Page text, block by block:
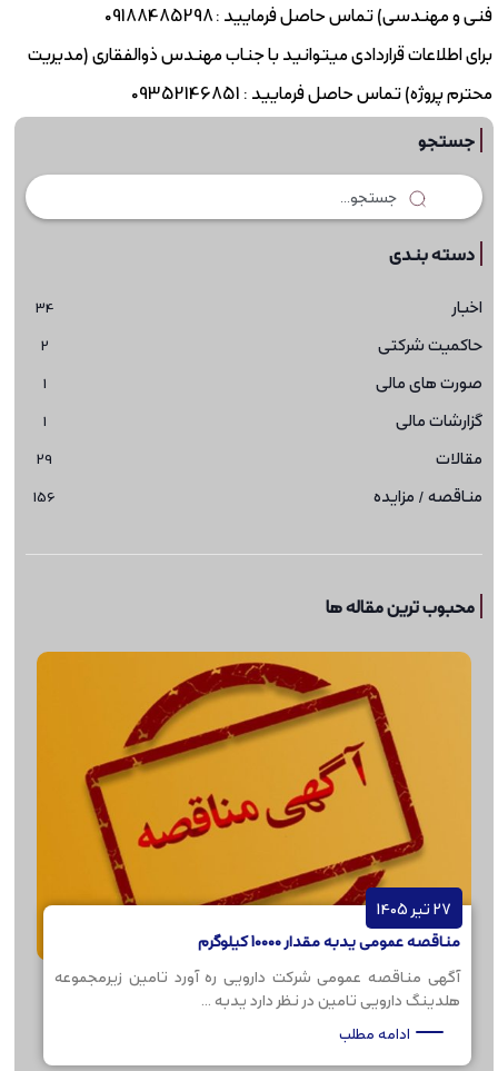
فنی و مهندسی) تماس حاصل فرمایید : 09188485298
برای اطلاعات قراردادی میتوانید با جناب مهندس ذوالفقاری (مدیریت
محترم پروژه) تماس حاصل فرمایید : 09352146851
جستجو
دسته بندی
اخبار 34
حاکمیت شرکتی 2
صورت های مالی 1
گزارشات مالی 1
مقالات 29
مناقصه / مزایده 156
محبوب ترین مقاله ها
27 تیر 1405
مناقصه عمومی یدبه مقدار 10000 کیلوگرم
آگهی مناقصه عمومی شرکت دارویی ره آورد تامین زیرمجموعه
هلدینگ دارویی تامین در نظر دارد یدبه ...
ادامه مطلب